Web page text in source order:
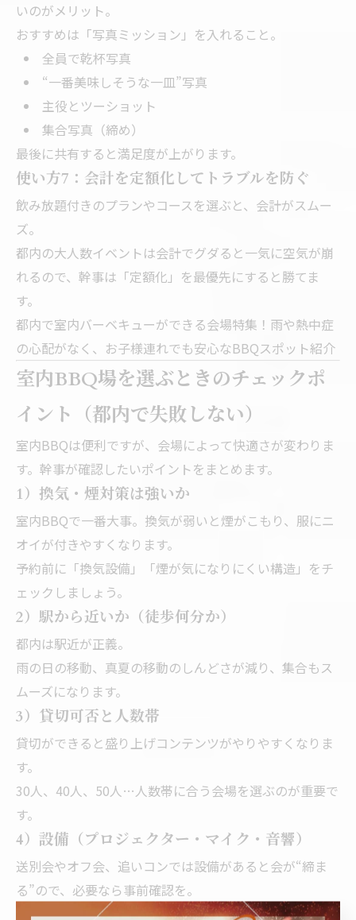
いのがメリット。
おすすめは「写真ミッション」を入れること。
全員で乾杯写真
“一番美味しそうな一皿”写真
主役とツーショット
集合写真（締め）
最後に共有すると満足度が上がります。
使い方7：会計を定額化してトラブルを防ぐ
飲み放題付きのプランやコースを選ぶと、会計がスムー
ズ。
都内の大人数イベントは会計でグダると一気に空気が崩
れるので、幹事は「定額化」を最優先にすると勝てま
す。
都内で室内バーベキューができる会場特集！雨や熱中症
の心配がなく、お子様連れでも安心なBBQスポット紹介
室内BBQ場を選ぶときのチェックポ
イント（都内で失敗しない）
室内BBQは便利ですが、会場によって快適さが変わりま
す。幹事が確認したいポイントをまとめます。
1）換気・煙対策は強いか
室内BBQで一番大事。換気が弱いと煙がこもり、服にニ
オイが付きやすくなります。
予約前に「換気設備」「煙が気になりにくい構造」をチ
ェックしましょう。
2）駅から近いか（徒歩何分か）
都内は駅近が正義。
雨の日の移動、真夏の移動のしんどさが減り、集合もス
ムーズになります。
3）貸切可否と人数帯
貸切ができると盛り上げコンテンツがやりやすくなりま
す。
30人、40人、50人…人数帯に合う会場を選ぶのが重要で
す。
4）設備（プロジェクター・マイク・音響）
送別会やオフ会、追いコンでは設備があると会が“締ま
る”ので、必要なら事前確認を。
5）ゴミ処理・片付け